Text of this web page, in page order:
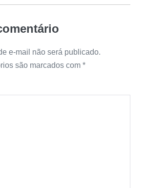
e-mail não será publicado.
são marcados com *